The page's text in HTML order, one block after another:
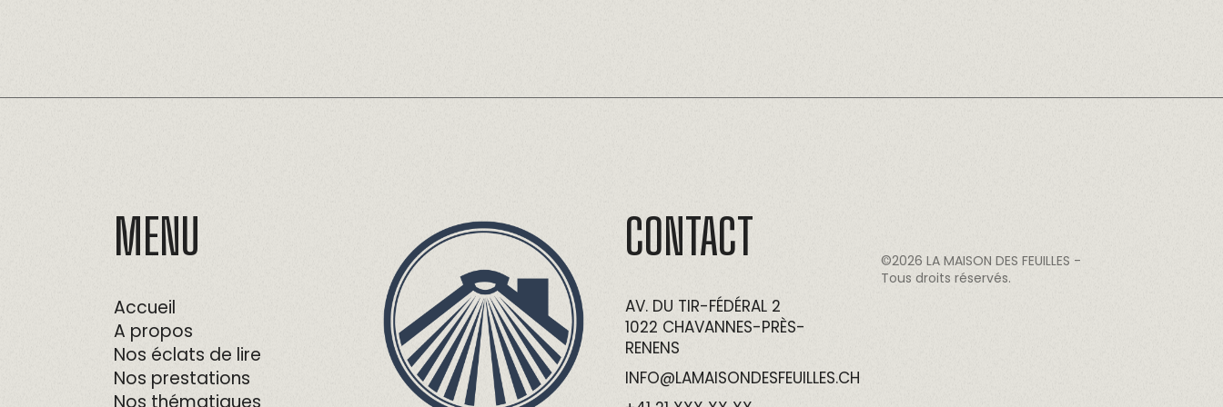
MENU
Accueil
A propos
Nos éclats de lire
Nos prestations
Nos thématiques
CONTACT
AV. DU TIR-FÉDÉRAL 2
1022 CHAVANNES-PRÈS-
RENENS
INFO@LAMAISONDESFEUILLES.CH
©2026 LA MAISON DES FEUILLES -
Tous droits réservés.